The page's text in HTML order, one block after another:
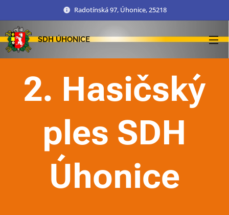
Radotínská 97, Úhonice, 25218
SDH ÚHONICE
2. Hasičský
ples SDH
Úhonice